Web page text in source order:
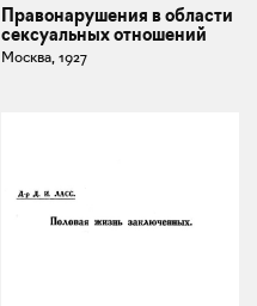
Правонарушения в области
сексуальных отношений
Москва, 1927